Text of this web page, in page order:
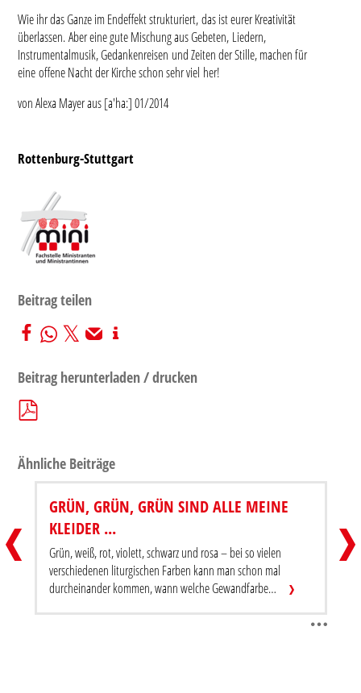
Wie ihr das Ganze im Endeffekt strukturiert, das ist eurer Kreativität
überlassen. Aber eine gute Mischung aus Gebeten, Liedern,
Instrumentalmusik, Gedankenreisen und Zeiten der Stille, machen für
eine offene Nacht der Kirche schon sehr viel her!
von Alexa Mayer aus [a'ha:] 01/2014
Rottenburg-Stuttgart
Beitrag teilen
Beitrag herunterladen / drucken
Ähnliche Beiträge
DU BIST WERTVOLL! – IMPULS
Beitrag teilen
GRÜN, GRÜN, GRÜN SIND ALLE MEINE
KLEIDER ...
Grün, weiß, rot, violett, schwarz und rosa – bei so vielen
verschiedenen liturgischen Farben kann man schon mal
durcheinander kommen, wann welche Gewandfarbe…